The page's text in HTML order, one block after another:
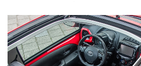
Proace Max (excl. BTW)
OOK ALS BATTERIJ-
ELEKTRISCH
Hilux
OOK